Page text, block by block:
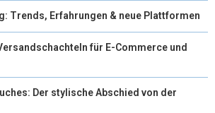
Trends, Erfahrungen & neue Plattformen
für E-Commerce und
Der stylische Abschied von der